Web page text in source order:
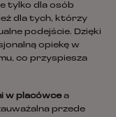
tylko dla osób
dla tych, którzy
podejście. Dzięki
opiekę w
co przyspiesza
w placówcea
przede